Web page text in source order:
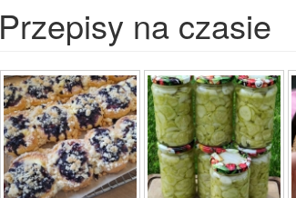
Przepisy na czasie